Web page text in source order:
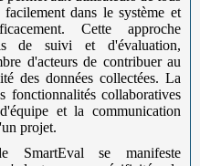
dans le système et
Cette approche
de suivi et d'évaluation,
d'acteurs de contribuer au
des données collectées. La
fonctionnalités collaboratives
et la communication
projet.
SmartEval se manifeste